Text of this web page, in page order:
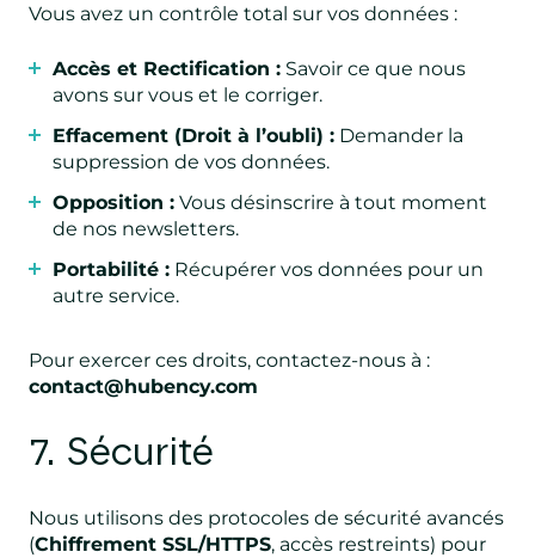
Vous avez un contrôle total sur vos données :
Accès et Rectification : Savoir ce que nous
avons sur vous et le corriger.
Effacement (Droit à l’oubli) : Demander la
suppression de vos données.
Opposition : Vous désinscrire à tout moment
de nos newsletters.
Portabilité : Récupérer vos données pour un
autre service.
Pour exercer ces droits, contactez-nous à :
contact@hubency.com
7. Sécurité
Nous utilisons des protocoles de sécurité avancés
(Chiffrement SSL/HTTPS, accès restreints) pour